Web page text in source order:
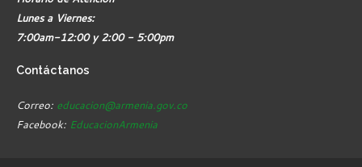
Lunes a Viernes:
7:00am-12:00 y 2:00 - 5:00pm
Contáctanos
Correo: educacion@armenia.gov.co
Facebook: EducacionArmenia